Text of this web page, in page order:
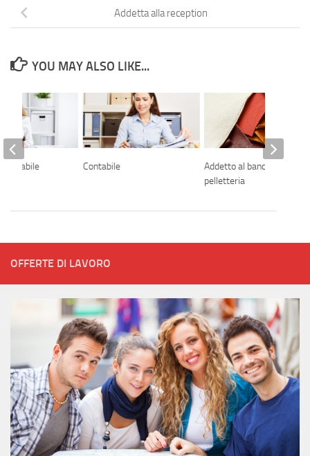
Addetta alla reception
YOU MAY ALSO LIKE...
Contabile
Addetto al banco
pelletteria
contabile
OFFERTE DI LAVORO